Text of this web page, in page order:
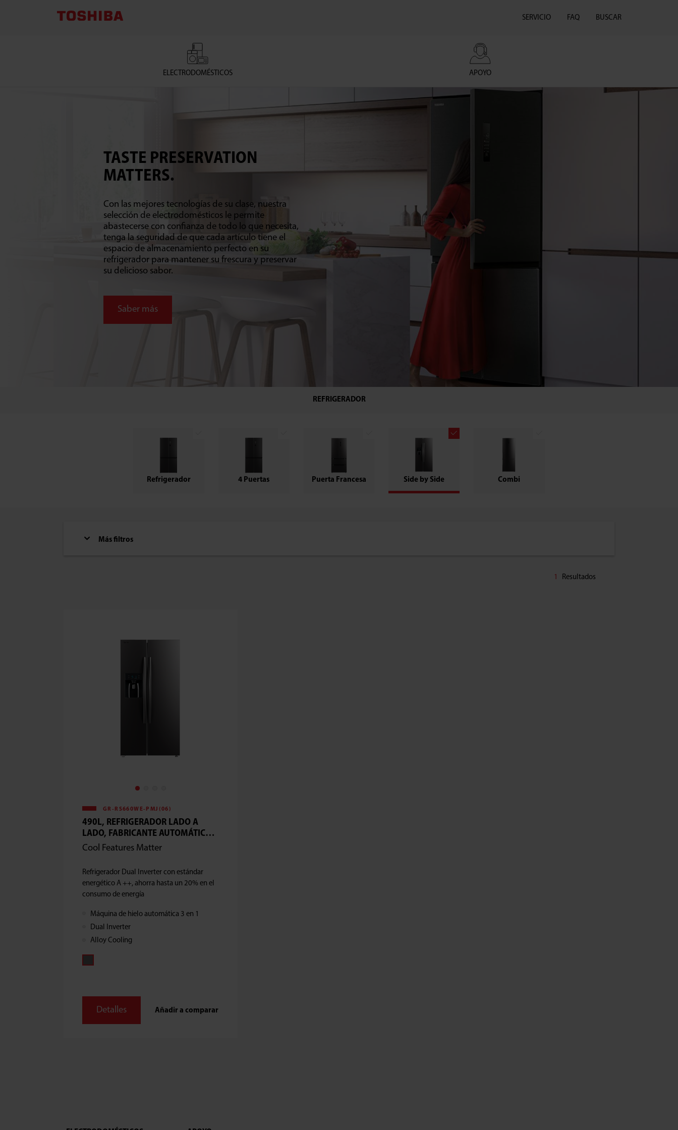
TOSHIBA
ELECTRODOMÉSTICOS APOYO
SERVICIO FAQ BUSCAR
TASTE PRESERVATION
MATTERS.
Con las mejores tecnologías de su clase, nuestra
selección de electrodomésticos le permite
abastecerse con confianza de todo lo que necesita,
tenga la seguridad de que cada artículo tiene el
espacio de almacenamiento perfecto en su
refrigerador para mantener su frescura y preservar
su delicioso sabor.
Saber más
REFRIGERADOR
Refrigerador 4 Puertas Puerta Francesa Side by Side Combi
Más filtros
1 Resultados
GR-RS660WE-PMJ(06)
490L, REFRIGERADOR LADO A
LADO, FABRICANTE AUTOMÁTICO
DE HIELO 3 EN 1, DUAL INVERTER,
ENFRIAMIENTO
Cool Features Matter
Refrigerador Dual Inverter con estándar
energético A ++, ahorra hasta un 20% en el
consumo de energía
Máquina de hielo automática 3 en 1
Dual Inverter
Alloy Cooling
Detalles Añadir a comparar